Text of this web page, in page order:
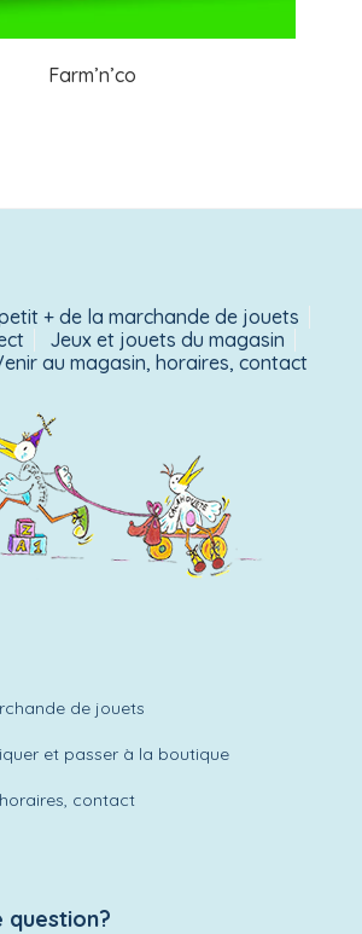
Farm’n’co
+ de la marchande de jouets
Jeux et jouets du magasin
au magasin, horaires, contact
de jouets
et passer à la boutique
contact
question?